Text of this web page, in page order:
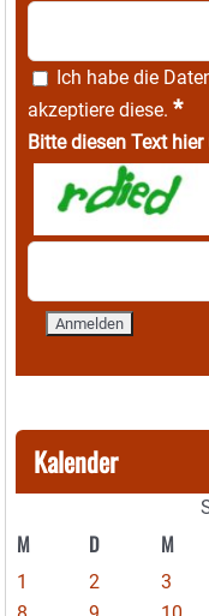
Ich habe die
akzeptiere diese. *
Bitte diesen Text
Kalender
M D M
1 2 3